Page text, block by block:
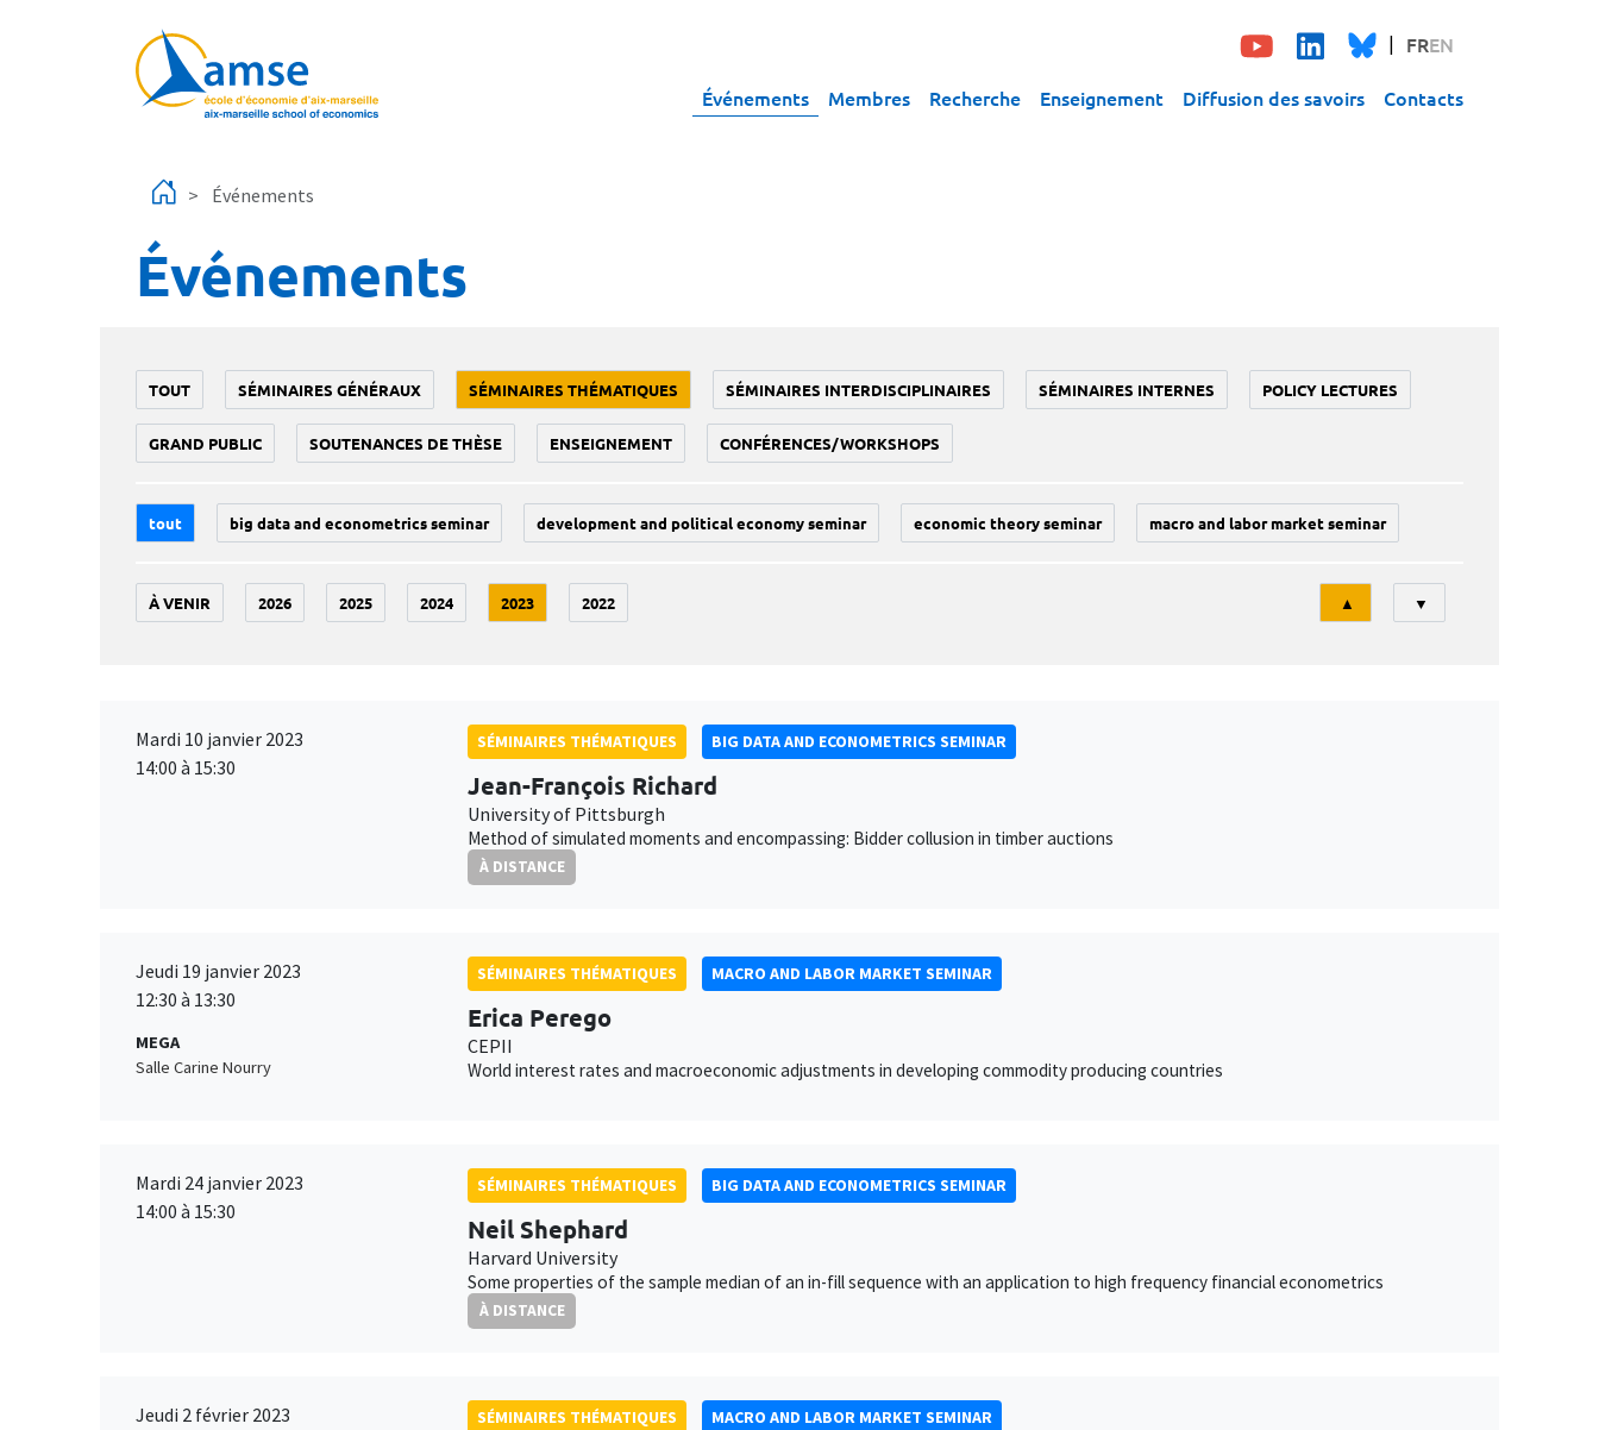
FREN
Événements Membres Recherche Enseignement Diffusion des savoirs Contacts
Événements
Événements
TOUT SÉMINAIRES GÉNÉRAUX SÉMINAIRES THÉMATIQUES SÉMINAIRES INTERDISCIPLINAIRES SÉMINAIRES INTERNES POLICY LECTURES
GRAND PUBLIC SOUTENANCES DE THÈSE ENSEIGNEMENT CONFÉRENCES/WORKSHOPS
tout big data and econometrics seminar development and political economy seminar economic theory seminar macro and labor market seminar
À VENIR 2026 2025 2024 2023 2022
Tri
▲ ▼
Mardi 10 janvier 2023
14:00 à 15:30
SÉMINAIRES THÉMATIQUES BIG DATA AND ECONOMETRICS SEMINAR
Jean-François Richard
University of Pittsburgh
Method of simulated moments and encompassing: Bidder collusion in timber auctions
À DISTANCE
Jeudi 19 janvier 2023
12:30 à 13:30
MEGA
Salle Carine Nourry
SÉMINAIRES THÉMATIQUES MACRO AND LABOR MARKET SEMINAR
Erica Perego
CEPII
World interest rates and macroeconomic adjustments in developing commodity producing countries
Mardi 24 janvier 2023
14:00 à 15:30
SÉMINAIRES THÉMATIQUES BIG DATA AND ECONOMETRICS SEMINAR
Neil Shephard
Harvard University
Some properties of the sample median of an in-fill sequence with an application to high frequency financial econometrics
À DISTANCE
Jeudi 2 février 2023
SÉMINAIRES THÉMATIQUES MACRO AND LABOR MARKET SEMINAR